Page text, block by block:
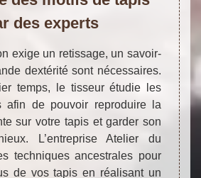
des experts
exige un retissage, un savoir-
dextérité sont nécessaires.
temps, le tisseur étudie les
afin de pouvoir reproduire la
sur votre tapis et garder son
L’entreprise Atelier du
techniques ancestrales pour
de vos tapis en réalisant un